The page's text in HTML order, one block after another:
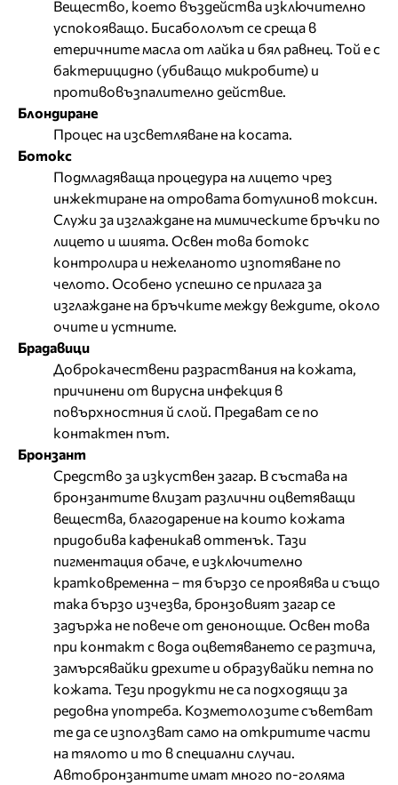
Вещество, което въздейства изключително
успокояващо. Бисабололът се среща в
етеричните масла от лайка и бял равнец. Той е с
бактерицидно (убиващо микробите) и
противовъзпалително действие.
Блондиране
Процес на изсветляване на косата.
Ботокс
Подмладяваща процедура на лицето чрез
инжектиране на отровата ботулинов токсин.
Служи за изглаждане на мимическите бръчки по
лицето и шията. Освен това ботокс
контролира и нежеланото изпотяване по
челото. Особено успешно се прилага за
изглаждане на бръчките между веждите, около
очите и устните.
Брадавици
Доброкачествени разраствания на кожата,
причинени от вирусна инфекция в
повърхностния й слой. Предават се по
контактен път.
Бронзант
Средство за изкуствен загар. В състава на
бронзантите влизат различни оцветяващи
вещества, благодарение на които кожата
придобива кафеникав оттенък. Тази
пигментация обаче, е изключително
кратковременна – тя бързо се проявява и също
така бързо изчезва, бронзовият загар се
задържа не повече от денонощие. Освен това
при контакт с вода оцветяването се разтича,
замърсявайки дрехите и образувайки петна по
кожата. Тези продукти не са подходящи за
редовна употреба. Козметолозите съветват
те да се използват само на откритите части
на тялото и то в специални случаи.
Автобронзантите имат много по-голяма